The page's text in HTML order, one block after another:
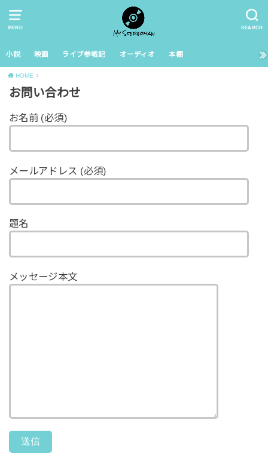
MENU SEARCH
小説 映画 ライブ参戦記 オーディオ 本棚
HOME
お問い合わせ
お名前 (必須)
メールアドレス (必須)
題名
メッセージ本文